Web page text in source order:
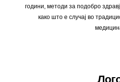
години, методи за подобро
како што е случај во